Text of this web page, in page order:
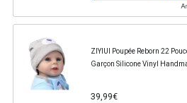
ZIYIUI Poupée Reborn 22
Garçon Silicone Vinyl
39,99€